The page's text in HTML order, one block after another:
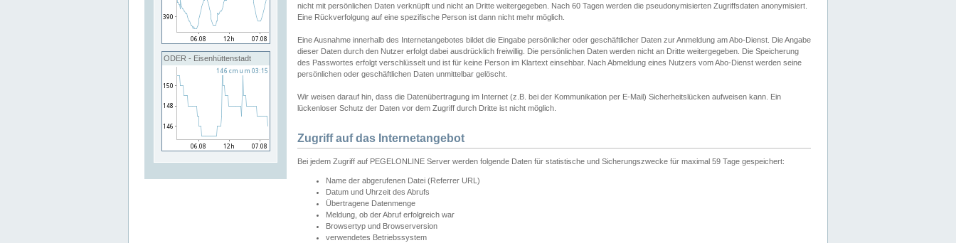
ODER - Eisenhüttenstadt
nicht mit persönlichen Daten verknüpft und nicht an Dritte weitergegeben. Nach 60 Tagen werden die pseudonymisierten Zugriffsdaten anonymisiert.
Eine Rückverfolgung auf eine spezifische Person ist dann nicht mehr möglich.
Eine Ausnahme innerhalb des Internetangebotes bildet die Eingabe persönlicher oder geschäftlicher Daten zur Anmeldung am Abo-Dienst. Die Angabe
dieser Daten durch den Nutzer erfolgt dabei ausdrücklich freiwillig. Die persönlichen Daten werden nicht an Dritte weitergegeben. Die Speicherung
des Passwortes erfolgt verschlüsselt und ist für keine Person im Klartext einsehbar. Nach Abmeldung eines Nutzers vom Abo-Dienst werden seine
persönlichen oder geschäftlichen Daten unmittelbar gelöscht.
Wir weisen darauf hin, dass die Datenübertragung im Internet (z.B. bei der Kommunikation per E-Mail) Sicherheitslücken aufweisen kann. Ein
lückenloser Schutz der Daten vor dem Zugriff durch Dritte ist nicht möglich.
Zugriff auf das Internetangebot
Bei jedem Zugriff auf PEGELONLINE Server werden folgende Daten für statistische und Sicherungszwecke für maximal 59 Tage gespeichert:
Name der abgerufenen Datei (Referrer URL)
Datum und Uhrzeit des Abrufs
Übertragene Datenmenge
Meldung, ob der Abruf erfolgreich war
Browsertyp und Browserversion
verwendetes Betriebssystem